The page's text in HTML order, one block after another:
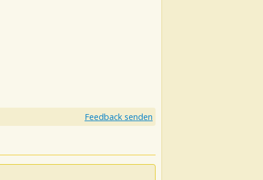
Feedback senden